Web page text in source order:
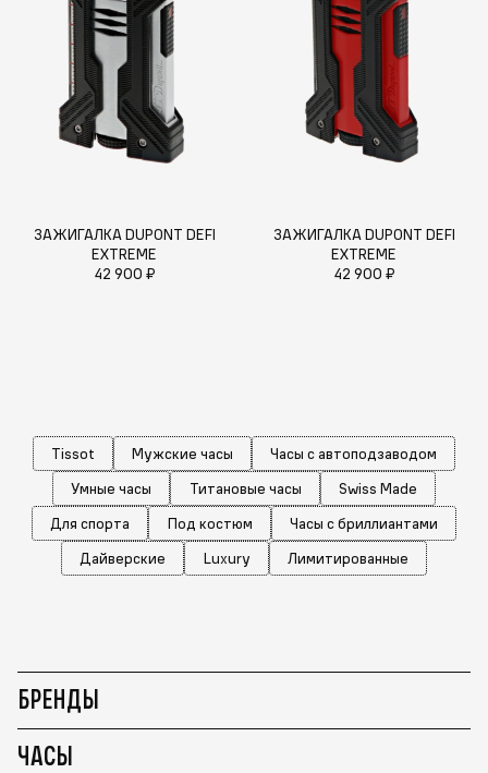
ЗАЖИГАЛКА DUPONT DEFI
EXTREME
42 900 ₽
ЗАЖИГАЛКА DUPONT DEFI
EXTREME
42 900 ₽
Tissot Мужские часы
Часы с автоподзаводом
Умные часы
Титановые часы
Swiss Made
Для спорта
Под костюм
Часы с бриллиантами
Дайверские
Luxury Лимитированные
БРЕНДЫ
ЧАСЫ